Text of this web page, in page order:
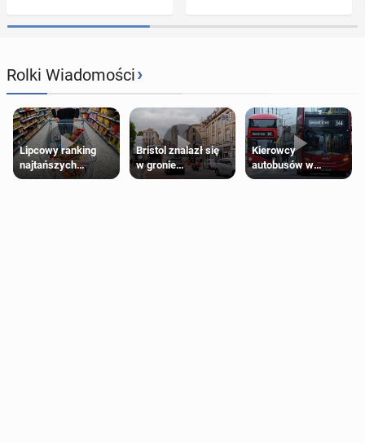
Rolki Wiadomości›
Lipcowy ranking
najtańszych
supermarketów
Bristol znalazł się
w gronie
najlepszych
Kierowcy
autobusów w
Londynie